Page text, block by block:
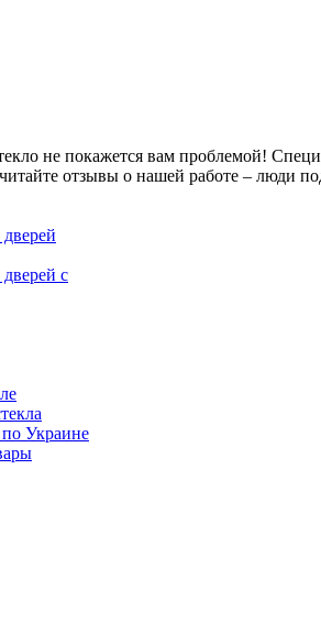
не покажется вам проблемой!
отзывы о нашей работе – люди
с
по Украине